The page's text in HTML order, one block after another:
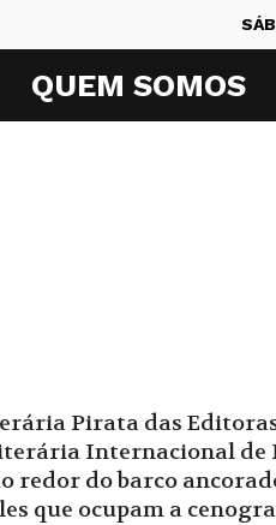
QUEM SOMOS
Pirata das
Internacional de
redor do barco
que ocupam a